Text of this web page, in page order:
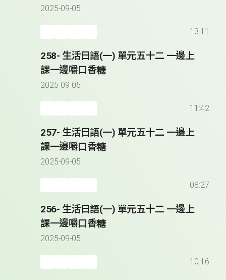
2025-09-05
13:11
258- 生活日語(一) 單元五十二 一邊上
課一邊嚼口香糖
2025-09-05
11:42
257- 生活日語(一) 單元五十二 一邊上
課一邊嚼口香糖
2025-09-05
08:27
256- 生活日語(一) 單元五十二 一邊上
課一邊嚼口香糖
2025-09-05
10:16